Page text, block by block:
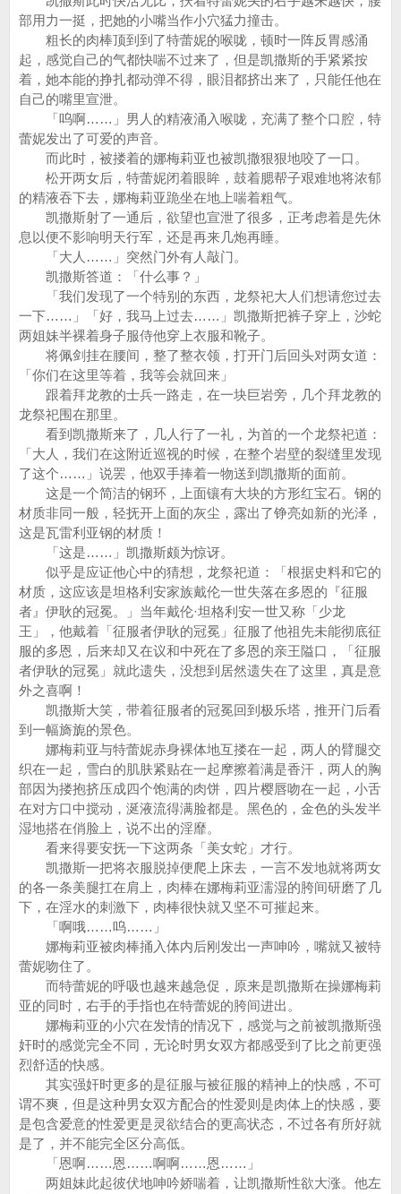
部用力一挺，把她的小嘴当作小穴猛力撞击。
粗长的肉棒顶到到了特蕾妮的喉咙，顿时一阵反胃感涌
起，感觉自己的气都快喘不过来了，但是凯撒斯的手紧紧按
着，她本能的挣扎都动弹不得，眼泪都挤出来了，只能任他在
自己的嘴里宣泄。
「呜啊……」男人的精液涌入喉咙，充满了整个口腔，特
蕾妮发出了可爱的声音。
而此时，被搂着的娜梅莉亚也被凯撒狠狠地咬了一口。
松开两女后，特蕾妮闭着眼眸，鼓着腮帮子艰难地将浓郁
的精液吞下去，娜梅莉亚跪坐在地上喘着粗气。
凯撒斯射了一通后，欲望也宣泄了很多，正考虑着是先休
息以便不影响明天行军，还是再来几炮再睡。
「大人……」突然门外有人敲门。
凯撒斯答道：「什么事？」
「我们发现了一个特别的东西，龙祭祀大人们想请您过去
一下……」「好，我马上过去……」凯撒斯把裤子穿上，沙蛇
两姐妹半裸着身子服侍他穿上衣服和靴子。
将佩剑挂在腰间，整了整衣领，打开门后回头对两女道：
「你们在这里等着，我等会就回来」
跟着拜龙教的士兵一路走，在一块巨岩旁，几个拜龙教的
龙祭祀围在那里。
看到凯撒斯来了，几人行了一礼，为首的一个龙祭祀道：
「大人，我们在这附近巡视的时候，在整个岩壁的裂缝里发现
了这个……」说罢，他双手捧着一物送到凯撒斯的面前。
这是一个简洁的钢环，上面镶有大块的方形红宝石。钢的
材质非同一般，轻抚开上面的灰尘，露出了铮亮如新的光泽，
这是瓦雷利亚钢的材质！
「这是……」凯撒斯颇为惊讶。
似乎是应证他心中的猜想，龙祭祀道：「根据史料和它的
材质，这应该是坦格利安家族戴伦一世失落在多恩的『征服
者』伊耿的冠冕。」当年戴伦·坦格利安一世又称「少龙
王」，他戴着「征服者伊耿的冠冕」征服了他祖先未能彻底征
服的多恩，后来却又在议和中死在了多恩的亲王隘口，「征服
者伊耿的冠冕」就此遗失，没想到居然遗失在了这里，真是意
外之喜啊！
凯撒斯大笑，带着征服者的冠冕回到极乐塔，推开门后看
到一幅旖旎的景色。
娜梅莉亚与特蕾妮赤身裸体地互搂在一起，两人的臂腿交
织在一起，雪白的肌肤紧贴在一起摩擦着满是香汗，两人的胸
部因为搂抱挤压成四个饱满的肉饼，四片樱唇吻在一起，小舌
在对方口中搅动，涎液流得满脸都是。黑色的，金色的头发半
湿地搭在俏脸上，说不出的淫靡。
看来得要安抚一下这两条「美女蛇」才行。
凯撒斯一把将衣服脱掉便爬上床去，一言不发地就将两女
的各一条美腿扛在肩上，肉棒在娜梅莉亚濡湿的胯间研磨了几
下，在淫水的刺激下，肉棒很快就又坚不可摧起来。
「啊哦……呜……」
娜梅莉亚被肉棒捅入体内后刚发出一声呻吟，嘴就又被特
蕾妮吻住了。
而特蕾妮的呼吸也越来越急促，原来是凯撒斯在操娜梅莉
亚的同时，右手的手指也在特蕾妮的胯间进出。
娜梅莉亚的小穴在发情的情况下，感觉与之前被凯撒斯强
奸时的感觉完全不同，无论时男女双方都感受到了比之前更强
烈舒适的快感。
其实强奸时更多的是征服与被征服的精神上的快感，不可
谓不爽，但是这种男女双方配合的性爱则是肉体上的快感，要
是包含爱意的性爱更是灵欲结合的更高状态，不过各有所好就
是了，并不能完全区分高低。
「恩啊……恩……啊啊……恩……」
两姐妹此起彼伏地呻吟娇喘着，让凯撒斯性欲大涨。他左